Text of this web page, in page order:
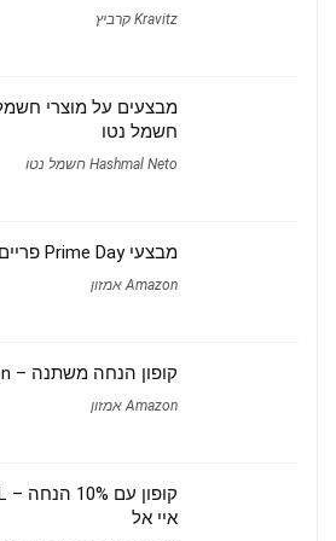
Kravitz קרביץ
חשמל נטו
Hashmal Neto חשמל נטו
מבצעי Prime Day פריים דיי – Amazon אמזון
Amazon אמזון
קופון הנחה משתנה – Amazon אמזון
Amazon אמזון
איי אל